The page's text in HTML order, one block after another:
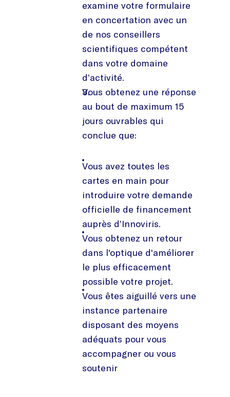
examine votre formulaire
en concertation avec un
de nos conseillers
scientifiques compétent
dans votre domaine
d’activité.
Vous obtenez une réponse
au bout de maximum 15
jours ouvrables qui
conclue que:
Vous avez toutes les
cartes en main pour
introduire votre demande
officielle de financement
auprès d’Innoviris.
Vous obtenez un retour
dans l'optique d'améliorer
le plus efficacement
possible votre projet.
Vous êtes aiguillé vers une
instance partenaire
disposant des moyens
adéquats pour vous
accompagner ou vous
soutenir